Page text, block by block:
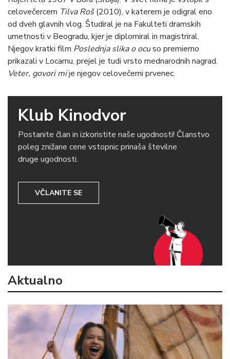
celovečercem Tilva Roš(2010), v katerem je odigral eno
od dveh glavnih vlog. Študiral je na Fakulteti dramskih
umetnosti v Beogradu, kjer je diplomiral in magistriral.
Njegov kratki film Poslednja slika o ocuso premierno
prikazali v Locarnu, prejel je tudi vrsto mednarodnih nagrad.
Veter, govori mije njegov celovečerni prvenec.
Klub Kinodvor
Postanite član in izkoristite naše ugodnosti! Članstvo
poleg znižane cene vstopnic prinaša številne
druge ugodnosti.
VČLANITE SE
Aktualno